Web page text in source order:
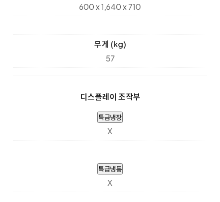
600 x 1,640 x 710
무게 (kg)
57
디스플레이 조작부
특급냉장
X
특급냉동
X